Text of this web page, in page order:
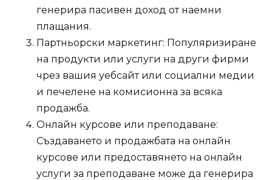
генерира пасивен доход от наемни
плащания.
Партньорски маркетинг: Популяризиране
на продукти или услуги на други фирми
чрез вашия уебсайт или социални медии
и печелене на комисионна за всяка
продажба.
Онлайн курсове или преподаване:
Създаването и продажбата на онлайн
курсове или предоставянето на онлайн
услуги за преподаване може да генерира